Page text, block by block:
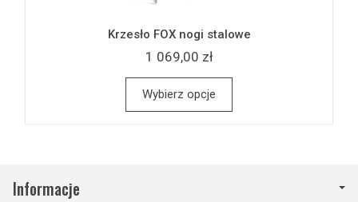
Krzesło FOX nogi stalowe
1 069,00 zł
Wybierz opcje
Informacje